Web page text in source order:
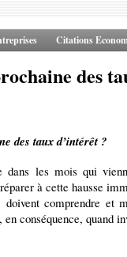
Citations
des
des taux d’intérêt ?
les mois qui
à cette hausse
doivent comprendre et
conséquence, quand